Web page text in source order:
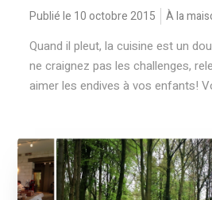
Publié le 10 octobre 2015 À la
Quand il pleut, la cuisine est un
ne craignez pas les challenges,
aimer les endives à vos enfants!